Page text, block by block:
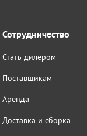
Сотрудничество
Стать дилером
Поставщикам
Аренда
Доставка и сборка